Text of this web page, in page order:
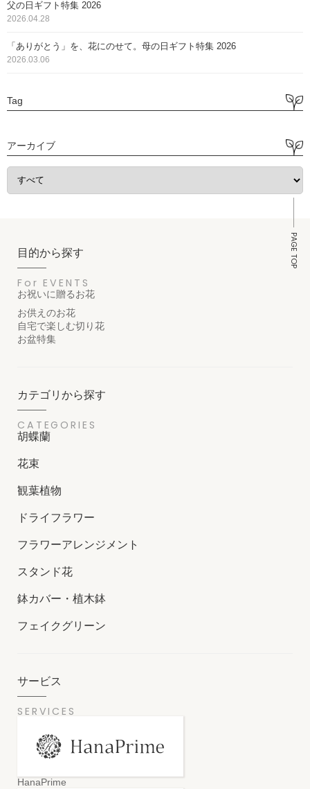
父の日ギフト特集 2026
2026.04.28
「ありがとう」を、花にのせて。母の日ギフト特集 2026
2026.03.06
Tag
アーカイブ
PAGE TOP
目的から探す
For EVENTS
お祝いに贈るお花
お供えのお花
自宅で楽しむ切り花
お盆特集
カテゴリから探す
CATEGORIES
胡蝶蘭
花束
観葉植物
ドライフラワー
フラワーアレンジメント
スタンド花
鉢カバー・植木鉢
フェイクグリーン
サービス
SERVICES
HanaPrime